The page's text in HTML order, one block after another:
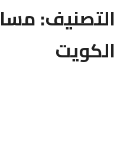
التصنيف:
الكويت